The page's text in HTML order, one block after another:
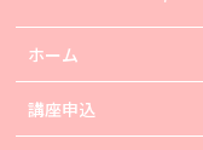
ホーム
講座申込